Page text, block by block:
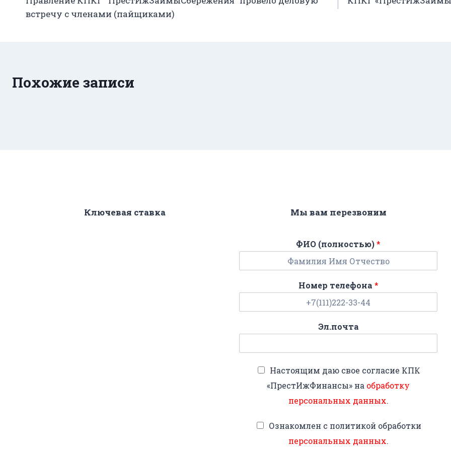
по
встречу с членами (пайщиками)
Похожие записи
Ключевая ставка Мы вам перезвоним
ФИО (полностью)*
Номер телефона *
Эл.почта
Настоящим даю свое согласие КПК
«ПрестИжФинансы» на обработку
персональных данных.
Ознакомлен с политикой обработки
персональных данных.